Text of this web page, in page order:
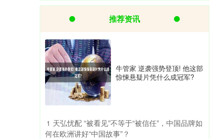
推荐资讯
牛管家 逆袭强势登顶! 他这部
惊悚悬疑片凭什么成冠军?
1 ​天弘忧配 “被看见”不等于“被信任”，中国品牌如
何在欧洲讲好“中国故事”？